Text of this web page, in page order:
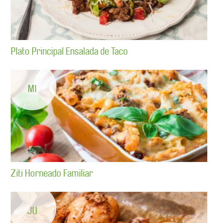
Plato Principal Ensalada de Taco
MI
Ziti Horneado Familiar
JU